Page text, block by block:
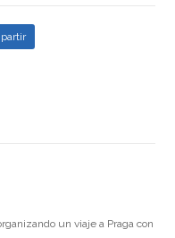
un viaje a Praga con